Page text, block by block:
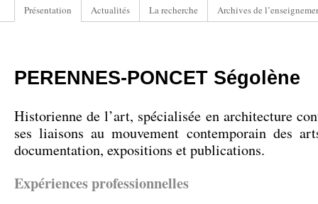
Présentation Actualités La recherche Archives de
PERENNES-PONCET Ségolène
Historienne de l’art, spécialisée en architecture
ses liaisons au mouvement contemporain des
documentation, expositions et publications.
Expériences professionnelles